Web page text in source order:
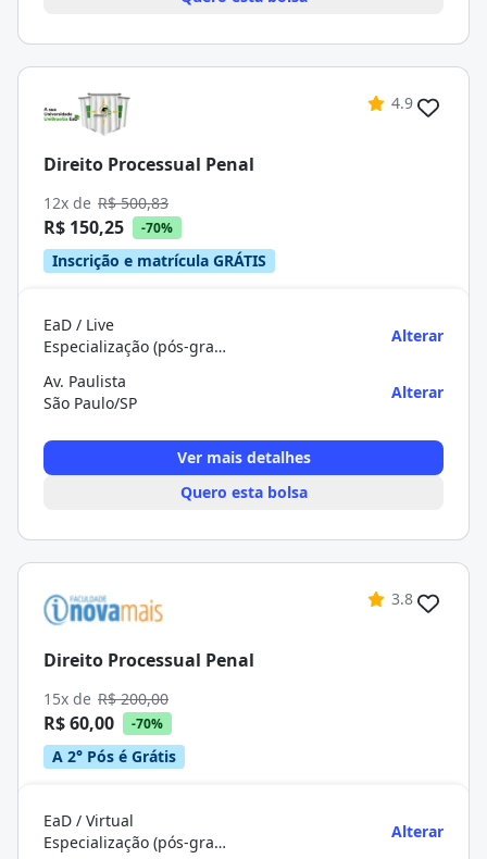
4.9
Direito Processual Penal
12x de R$ 500,83
R$ 150,25 -70%
Inscrição e matrícula GRÁTIS
EaD / Live
Especialização (pós-graduação)
Alterar
Av. Paulista
São Paulo/SP
Alterar
Ver mais detalhes
Quero esta bolsa
3.8
Direito Processual Penal
15x de R$ 200,00
R$ 60,00 -70%
A 2° Pós é Grátis
EaD / Virtual
Especialização (pós-graduação)
Alterar